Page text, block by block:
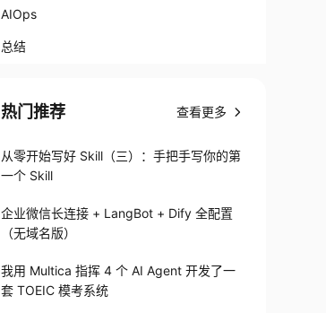
AIOps
总结
热门推荐 查看更多
从零开始写好 Skill（三）：手把手写你的第
一个 Skill
企业微信长连接 + LangBot + Dify 全配置
（无域名版）
我用 Multica 指挥 4 个 AI Agent 开发了一
套 TOEIC 模考系统